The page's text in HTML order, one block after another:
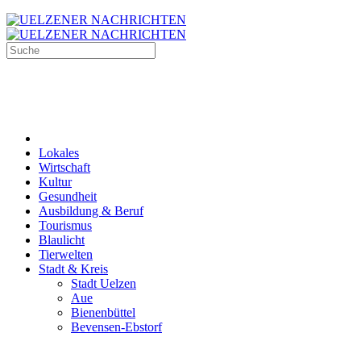
Lokales
Wirtschaft
Kultur
Gesundheit
Ausbildung & Beruf
Tourismus
Blaulicht
Tierwelten
Stadt & Kreis
Stadt Uelzen
Aue
Bienenbüttel
Bevensen-Ebstorf